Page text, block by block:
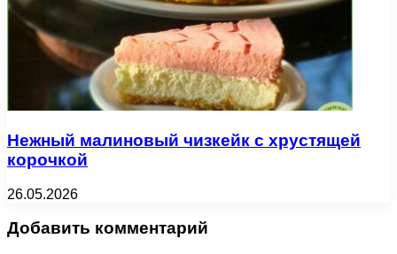
Нежный малиновый чизкейк с хрустящей
корочкой
26.05.2026
Добавить комментарий